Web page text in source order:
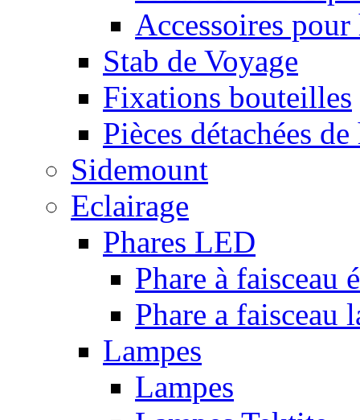
Accessoires pour
Stab de Voyage
Fixations bouteilles
Pièces détachées
Sidemount
Eclairage
Phares LED
Phare à faisceau
Phare a faisceau
Lampes
Lampes